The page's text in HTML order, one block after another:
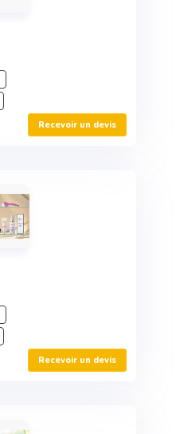
Recevoir un devis
Recevoir un devis